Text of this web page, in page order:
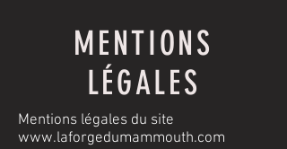
MENTIONS
LÉGALES
Mentions légales du site
www.laforgedumammouth.com